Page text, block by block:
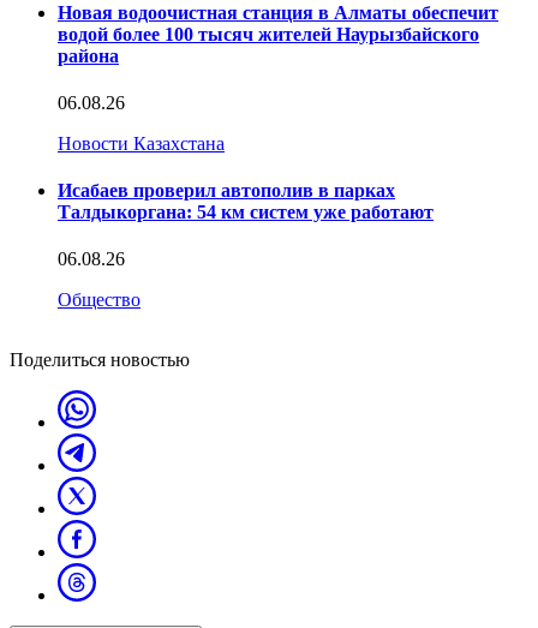
Новая водоочистная станция в Алматы обеспечит
водой более 100 тысяч жителей Наурызбайского
района
06.08.26
Новости Казахстана
Исабаев проверил автополив в парках
Талдыкоргана: 54 км систем уже работают
06.08.26
Общество
Поделиться новостью